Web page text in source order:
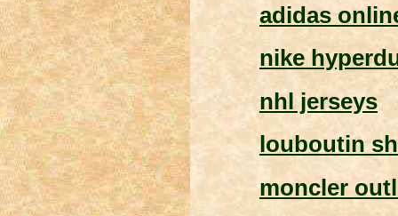
adidas
nike
nhl jerseys
louboutin
moncler